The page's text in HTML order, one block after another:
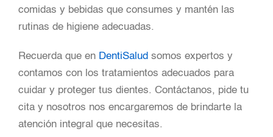
comidas y bebidas que consumes y mantén las
rutinas de higiene adecuadas.
Recuerda que en DentiSalud somos expertos y
contamos con los tratamientos adecuados para
cuidar y proteger tus dientes. Contáctanos, pide tu
cita y nosotros nos encargaremos de brindarte la
atención integral que necesitas.